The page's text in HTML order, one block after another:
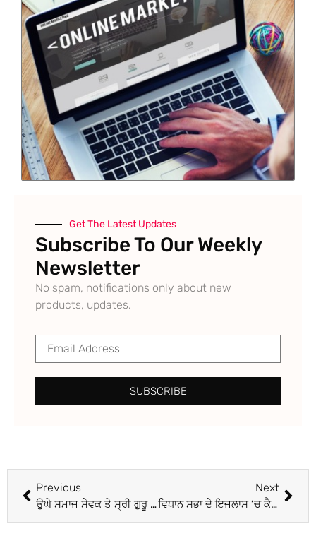
Get The Latest Updates
Subscribe To Our Weekly
Newsletter
No spam, notifications only about new
products, updates.
SUBSCRIBE
Previous
ਉਘੇ ਸਮਾਜ ਸੇਵਕ ਤੇ ਸ੍ਰੀ ਗੁਰੂ ਰਵਿਦਾਸ ਸਪੋਰਟਸ ਐਂਡ ਵੈਲਫੇਅਰ ਕਲੱਬ ਘੁੰਮਣਾਂ ਦੇ ਪ੍ਰਧਾਨ ਪਾਲ ਸਿੰਘ ਮੇਹਲੀਆਣਾ ਦਾ ਵੈਨਕੂਵਰ ‘ਚ ਸਨਮਾਨ
Next
ਵਿਧਾਨ ਸਭਾ ਦੇ ਇਜਲਾਸ ‘ਚ ਕੈਪਟਨ ਅਮਰਿੰਦਰ ਸਿੰਘ ਦੇ ਨਾਲ ਅਕਾਲੀਆਂ ਵਲੋਂ ਮੈਦਾਨ ਛੱਡਣ ਤੋਂ ਬਾਅਦ ਬੇਅਦਬੀ ਕਾਂਡ ਦੀ ਜਾਂਚ ਹਵਾ ‘ਚ